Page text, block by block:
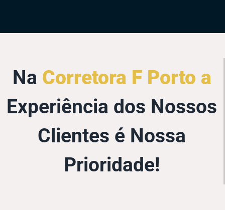
Na Corretora F Porto a
Experiência dos Nossos
Clientes é Nossa
Prioridade!